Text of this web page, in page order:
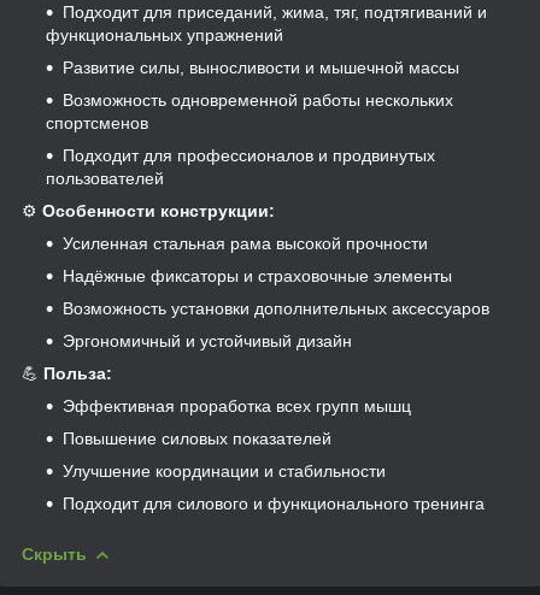
Подходит для приседаний, жима, тяг, подтягиваний и
функциональных упражнений
Развитие силы, выносливости и мышечной массы
Возможность одновременной работы нескольких
спортсменов
Подходит для профессионалов и продвинутых
пользователей
⚙️ Особенности конструкции:
Усиленная стальная рама высокой прочности
Надёжные фиксаторы и страховочные элементы
Возможность установки дополнительных аксессуаров
Эргономичный и устойчивый дизайн
💪 Польза:
Эффективная проработка всех групп мышц
Повышение силовых показателей
Улучшение координации и стабильности
Подходит для силового и функционального тренинга
Скрыть